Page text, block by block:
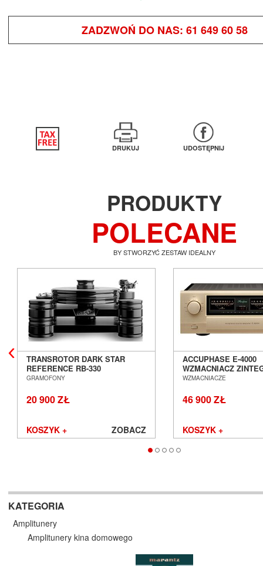
ZADZWOŃ DO NAS: 61 649 60 58
DRUKUJ UDOSTĘPNIJ
PRODUKTY
POLECANE
BY STWORZYĆ ZESTAW IDEALNY
TRANSROTOR DARK STAR
REFERENCE RB-330
GRAMOFON ANALOGOWY
GRAMOFONY
20 900 ZŁ
KOSZYK + ZOBACZ
ACCUPHASE E-4000
WZMACNIACZ
SALON POZNAŃ
WZMACNIACZE
46 900 ZŁ
KOSZYK +
KATEGORIA
Amplitunery
Amplitunery kina domowego